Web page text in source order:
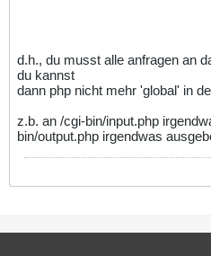
d.h., du musst alle anfragen an
du kannst
dann php nicht mehr 'global' in
z.b. an /cgi-bin/input.php
bin/output.php irgendwas